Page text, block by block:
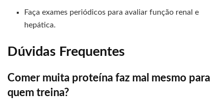
Faça exames periódicos para avaliar função renal e
hepática.
Dúvidas Frequentes
Comer muita proteína faz mal mesmo para
quem treina?